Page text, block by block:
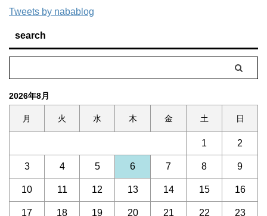
Tweets by nabablog
search
2026年8月
月 火 水 木 金 土 日
1 2
3 4 5 6 7 8 9
10 11 12 13 14 15 16
17 18 19 20 21 22 23